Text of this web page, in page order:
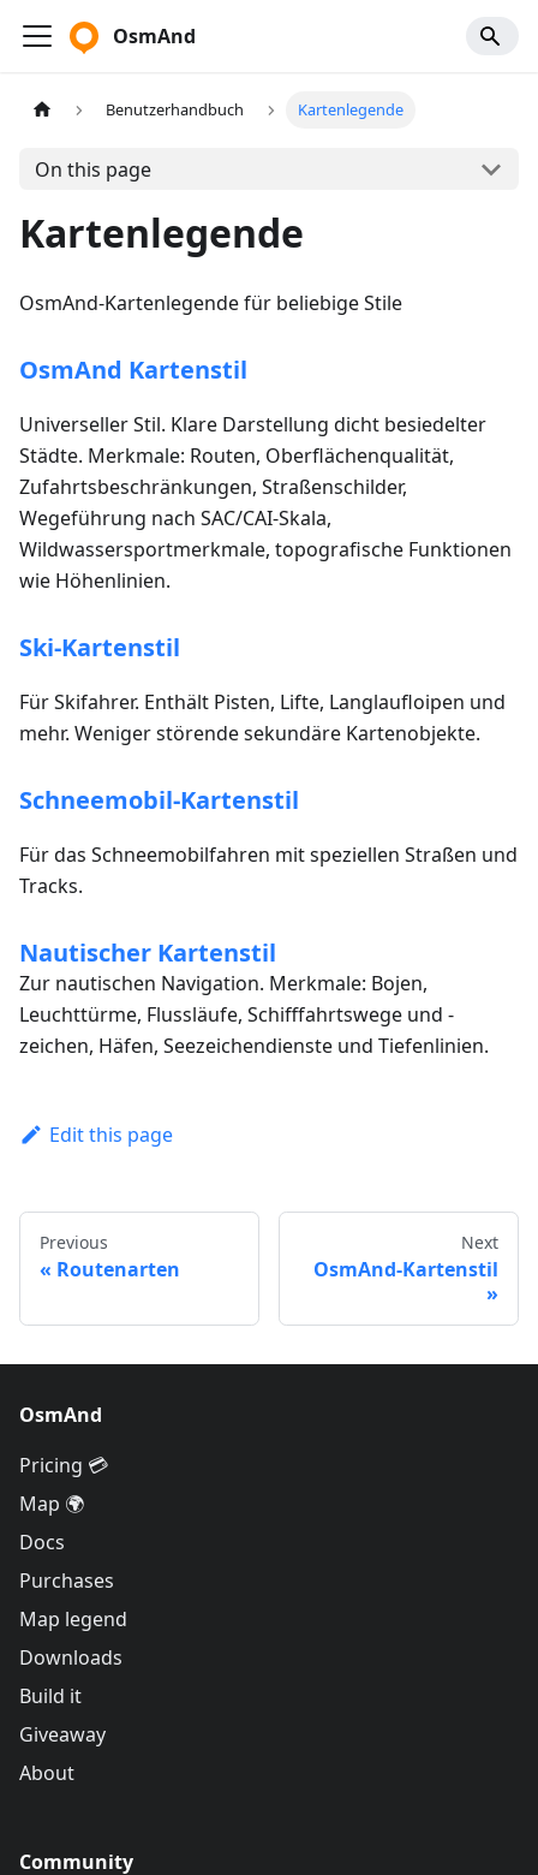
OsmAnd
Benutzerhandbuch Kartenlegende
On this page
Kartenlegende
OsmAnd-Kartenlegende für beliebige Stile
OsmAnd Kartenstil
Universeller Stil. Klare Darstellung dicht besiedelter
Städte. Merkmale: Routen, Oberflächenqualität,
Zufahrtsbeschränkungen, Straßenschilder,
Wegeführung nach SAC/CAI-Skala,
Wildwassersportmerkmale, topografische Funktionen
wie Höhenlinien.
Ski-Kartenstil
Für Skifahrer. Enthält Pisten, Lifte, Langlaufloipen und
mehr. Weniger störende sekundäre Kartenobjekte.
Schneemobil-Kartenstil
Für das Schneemobilfahren mit speziellen Straßen und
Tracks.
Nautischer Kartenstil
Zur nautischen Navigation. Merkmale: Bojen,
Leuchttürme, Flussläufe, Schifffahrtswege und -
zeichen, Häfen, Seezeichendienste und Tiefenlinien.
Edit this page
Previous
Routenarten
Next
OsmAnd-Kartenstil
OsmAnd
Pricing 💳
Map 🌍
Docs
Purchases
Map legend
Downloads
Build it
Giveaway
About
Community